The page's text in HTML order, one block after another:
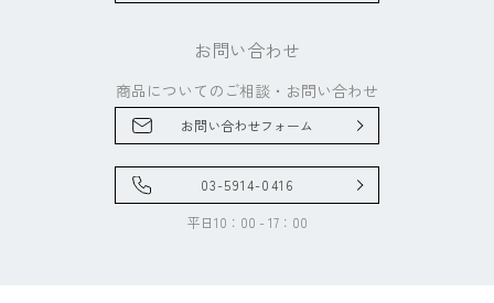
お問い合わせ
商品についてのご相談・ お問い合わせ
お問い合わせフォーム
03-5914-0416
平日10：00 - 17：00